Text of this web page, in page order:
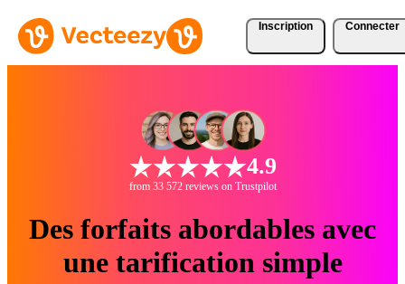
Inscription Connecter
4.9
from 33 572 reviews on Trustpilot
Des forfaits abordables avec
une tarification simple